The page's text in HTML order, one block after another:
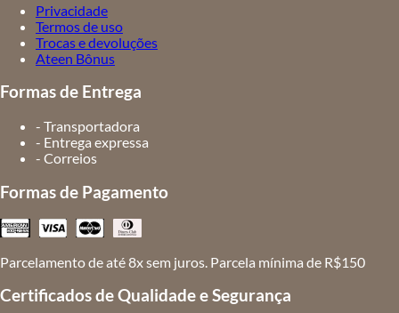
Privacidade
Termos de uso
Trocas e devoluções
Ateen Bônus
Formas de Entrega
- Transportadora
- Entrega expressa
- Correios
Formas de Pagamento
Parcelamento de até 8x sem juros. Parcela mínima de R$150
Certificados de Qualidade e Segurança